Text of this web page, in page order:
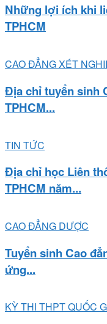
Những lợi ích khi
TPHCM
CAO ĐẲNG XÉT
Địa chỉ tuyển sinh
TPHCM...
TIN TỨC
Địa chỉ học Liên
TPHCM năm...
CAO ĐẲNG DƯỢC
Tuyển sinh Cao
ứng...
KỲ THI THPT QUỐC